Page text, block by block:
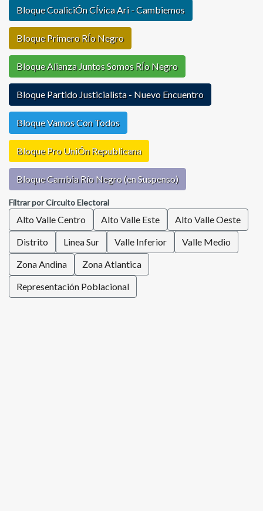
Bloque CoaliciÓn CÍvica Ari - Cambiemos
Bloque Primero RÍo Negro
Bloque Alianza Juntos Somos RÍo Negro
Bloque Partido Justicialista - Nuevo Encuentro
Bloque Vamos Con Todos
Bloque Pro UniÓn Republicana
Bloque Cambia Río Negro (en Suspenso)
Filtrar por Circuito Electoral
Alto Valle Centro Alto Valle Este
Alto Valle Oeste
Distrito
Linea Sur Valle Inferior
Valle Medio
Zona Andina
Zona Atlantica
Representación Poblacional